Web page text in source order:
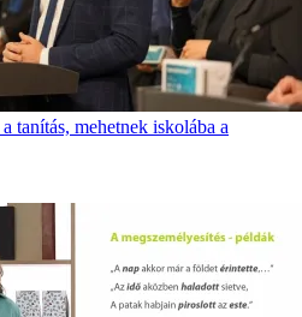
tanítás, mehetnek iskolába a